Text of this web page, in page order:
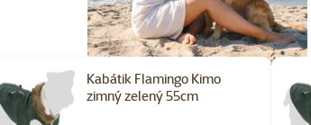
Kabátik Flamingo Kimo
zimný zelený 55cm